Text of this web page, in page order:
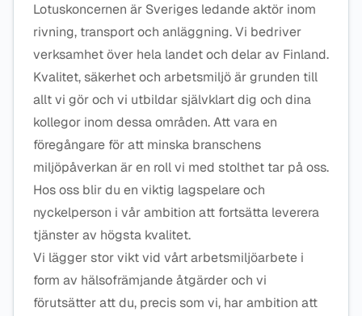
Lotuskoncernen är Sveriges ledande aktör inom
rivning, transport och anläggning. Vi bedriver
verksamhet över hela landet och delar av Finland.
Kvalitet, säkerhet och arbetsmiljö är grunden till
allt vi gör och vi utbildar självklart dig och dina
kollegor inom dessa områden. Att vara en
föregångare för att minska branschens
miljöpåverkan är en roll vi med stolthet tar på oss.
Hos oss blir du en viktig lagspelare och
nyckelperson i vår ambition att fortsätta leverera
tjänster av högsta kvalitet.
Vi lägger stor vikt vid vårt arbetsmiljöarbete i
form av hälsofrämjande åtgärder och vi
förutsätter att du, precis som vi, har ambition att